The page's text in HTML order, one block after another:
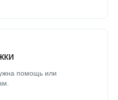
помощь или